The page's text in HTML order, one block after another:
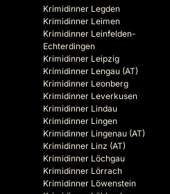
Krimidinner Legden
Krimidinner Leimen
Krimidinner Leinfelden-
Echterdingen
Krimidinner Leipzig
Krimidinner Lengau (AT)
Krimidinner Leonberg
Krimidinner Leverkusen
Krimidinner Lindau
Krimidinner Lingen
Krimidinner Lingenau (AT)
Krimidinner Linz (AT)
Krimidinner Löchgau
Krimidinner Lörrach
Krimidinner Löwenstein